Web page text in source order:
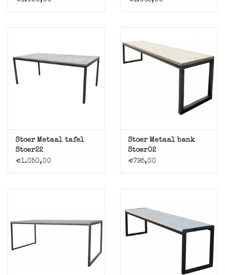
Stoer Metaal tafel
Stoer22
€1.050,00
Stoer Metaal bank
Stoer02
€795,00